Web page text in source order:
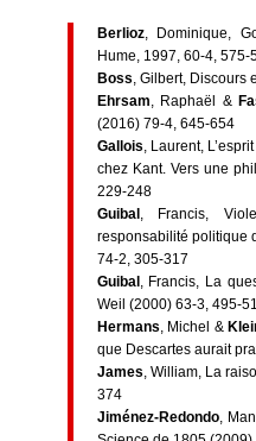
Berlioz, Dominique,
Hume, 1997, 60-4, 575-
Boss, Gilbert, Discours
Ehrsam, Raphaël &
(2016) 79-4, 645-654
Gallois, Laurent,
chez Kant. Vers une
229-248
Guibal , Francis,
responsabilité politique
74-2, 305-317
Guibal , Francis, La
Weil (2000) 63-3, 495-
Hermans, Michel &
que Descartes aurait
James, William, La
374
Jiménez-Redondo,